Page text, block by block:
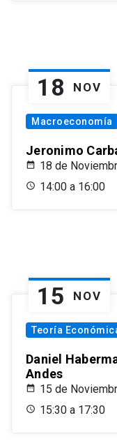
18 NOV
Macroeconomía
Jeronimo
18 de
14:00 a 16:00
15 NOV
Teoría
Daniel
Andes
15 de
15:30 a 17:30